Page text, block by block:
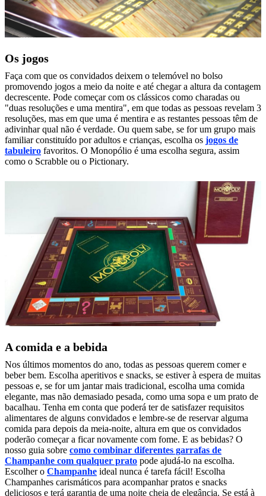
Os jogos
Faça com que os convidados deixem o telemóvel no bolso
promovendo jogos a meio da noite e até chegar a altura da contagem
decrescente. Pode começar com os clássicos como charadas ou
"duas resoluções e uma mentira", em que todas as pessoas revelam 3
resoluções, mas em que uma é mentira e as restantes pessoas têm de
adivinhar qual não é verdade. Ou quem sabe, se for um grupo mais
familiar constituído por adultos e crianças, escolha os jogos de
tabuleiro favoritos. O Monopólio é uma escolha segura, assim
como o Scrabble ou o Pictionary.
A comida e a bebida
Nos últimos momentos do ano, todas as pessoas querem comer e
beber bem. Escolha aperitivos e snacks, se estiver à espera de muitas
pessoas e, se for um jantar mais tradicional, escolha uma comida
elegante, mas não demasiado pesada, como uma sopa e um prato de
bacalhau. Tenha em conta que poderá ter de satisfazer requisitos
alimentares de alguns convidados e lembre-se de reservar alguma
comida para depois da meia-noite, altura em que os convidados
poderão começar a ficar novamente com fome. E as bebidas? O
nosso guia sobre como combinar diferentes garrafas de
Champanhe com qualquer prato pode ajudá-lo na escolha.
Escolher o Champanhe ideal nunca é tarefa fácil! Escolha
Champanhes carismáticos para acompanhar pratos e snacks
deliciosos e terá garantia de uma noite cheia de elegância. Se está à